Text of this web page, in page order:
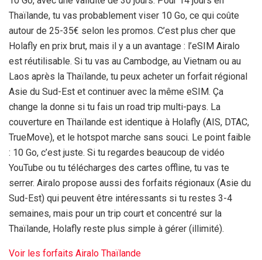
Thaïlande, tu vas probablement viser 10 Go, ce qui coûte
autour de 25-35€ selon les promos. C’est plus cher que
Holafly en prix brut, mais il y a un avantage : l’eSIM Airalo
est réutilisable. Si tu vas au Cambodge, au Vietnam ou au
Laos après la Thaïlande, tu peux acheter un forfait régional
Asie du Sud-Est et continuer avec la même eSIM. Ça
change la donne si tu fais un road trip multi-pays. La
couverture en Thaïlande est identique à Holafly (AIS, DTAC,
TrueMove), et le hotspot marche sans souci. Le point faible
: 10 Go, c’est juste. Si tu regardes beaucoup de vidéo
YouTube ou tu télécharges des cartes offline, tu vas te
serrer. Airalo propose aussi des forfaits régionaux (Asie du
Sud-Est) qui peuvent être intéressants si tu restes 3-4
semaines, mais pour un trip court et concentré sur la
Thaïlande, Holafly reste plus simple à gérer (illimité).
Voir les forfaits Airalo Thaïlande